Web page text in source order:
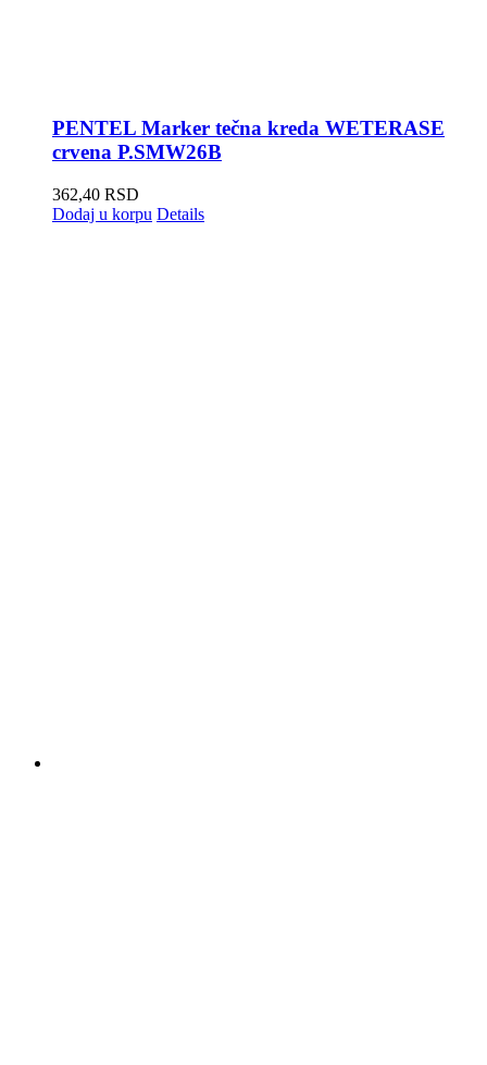
PENTEL Marker tečna kreda WETERASE
crvena P.SMW26B
362,40 RSD
Dodaj u korpu Details